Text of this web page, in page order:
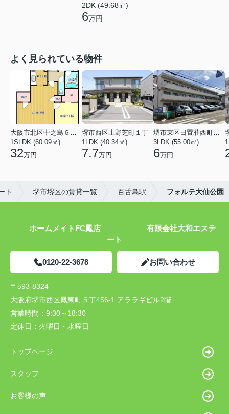
2DK (49.68㎡)
6万円
よく見られている物件
1SLDK (60.09㎡)
32万円
堺市西区上野芝町１丁
1LDK (40.34㎡)
7.7万円
3LDK (55.00㎡)
6万円
ト 堺市堺区の賃貸一覧 百舌鳥駅 フォルテ大仙公園
ホームメイトFC鳳店 有限会社大和エステ
ート
0120-22-3678 お問い合わせ
〒593-8324
大阪府堺市西区鳳東町５丁456-1 アララギビル2階
営業時間： 9:30～18:30
定休日： 火曜日・水曜日
トップページ
スタッフ
お客様の声